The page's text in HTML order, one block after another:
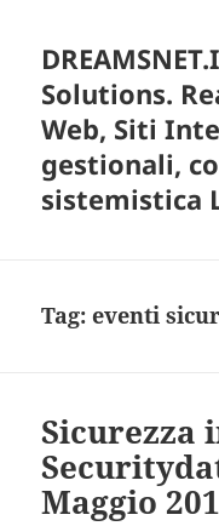
Solutions.
Web, Siti
gestionali,
sistemistica
Tag:eventi
Sicurezza
Maggio